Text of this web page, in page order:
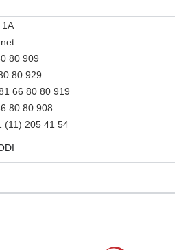
80 909
80 929
66 80 80 919
80 80 908
(11) 205 41 54